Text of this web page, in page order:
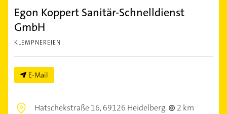
Egon Koppert Sanitär-Schnelldienst
GmbH
KLEMPNEREIEN
E-Mail
Hatschekstraße 16,69126 Heidelberg
2 km